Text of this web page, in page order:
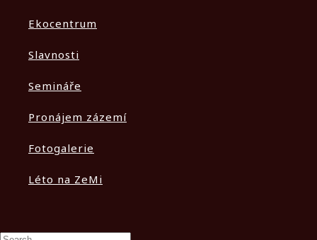
Ekocentrum
Slavnosti
Semináře
Pronájem zázemí
Fotogalerie
Léto na ZeMi